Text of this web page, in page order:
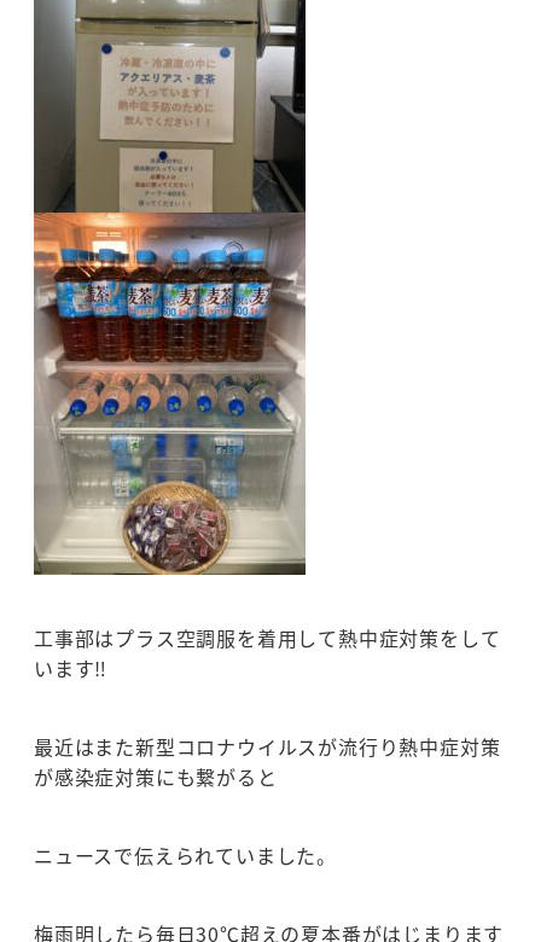
工事部はプラス空調服を着用して熱中症対策をして
います‼
最近はまた新型コロナウイルスが流行り熱中症対策
が感染症対策にも繋がると
ニュースで伝えられていました。
梅雨明したら毎日30℃超えの夏本番がはじまります